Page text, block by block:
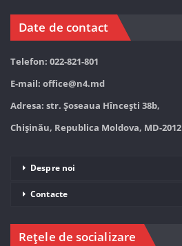
Date de contact
Telefon: 022-821-801
E-mail: office@n4.md
Adresa: str. Șoseaua Hînceşti 38b,
Chișinău, Republica Moldova, MD-2012
Despre noi
Contacte
Rețele de socializare